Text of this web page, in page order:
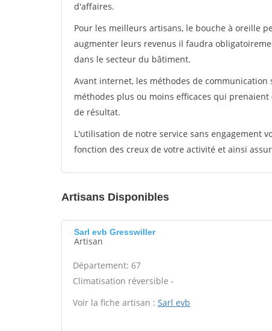
d'affaires.
Pour les meilleurs artisans, le bouche à oreille
augmenter leurs revenus il faudra
dans le secteur du bâtiment.
Avant internet, les méthodes de
méthodes plus ou moins efficaces qui
de résultat.
L'utilisation de notre service sans engagement
fonction des creux de votre activité et ainsi
Artisans Disponibles
Sarl evb Gresswiller
Artisan
Département: 67
Climatisation réversible -
Voir la fiche artisan : Sarl evb